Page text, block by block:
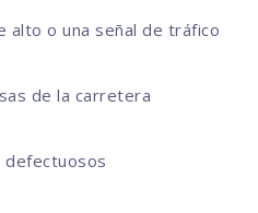
alto o una señal de tráfico
de la carretera
defectuosos